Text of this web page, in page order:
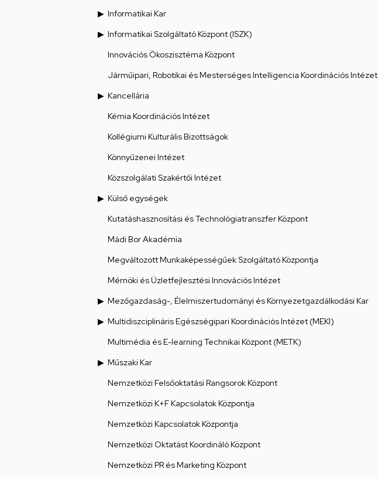
Informatikai Kar
Informatikai Szolgáltató Központ (ISZK)
Innovációs Ökoszisztéma Központ
Járműipari, Robotikai és Mesterséges Intelligencia Koordinációs Intézet
Kancellária
Kémia Koordinációs Intézet
Kollégiumi Kulturális Bizottságok
Könnyűzenei Intézet
Közszolgálati Szakértői Intézet
Külső egységek
Kutatáshasznosítási és Technológiatranszfer Központ
Mádi Bor Akadémia
Megváltozott Munkaképességűek Szolgáltató Központja
Mérnöki és Üzletfejlesztési Innovációs Intézet
Mezőgazdaság-, Élelmiszertudományi és Környezetgazdálkodási Kar
Multidiszciplináris Egészségipari Koordinációs Intézet (MEKI)
Multimédia és E-learning Technikai Központ (METK)
Műszaki Kar
Nemzetközi Felsőoktatási Rangsorok Központ
Nemzetközi K+F Kapcsolatok Központja
Nemzetközi Kapcsolatok Központja
Nemzetközi Oktatást Koordináló Központ
Nemzetközi PR és Marketing Központ